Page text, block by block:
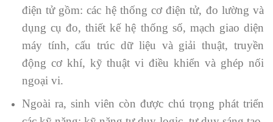
điện tử gồm: các hệ thống cơ điện tử, đo lường và
dụng cụ đo, thiết kế hệ thống số, mạch giao diện
máy tính, cấu trúc dữ liệu và giải thuật, truyền
động cơ khí, kỹ thuật vi điều khiển và ghép nối
ngoại vi.
Ngoài ra, sinh viên còn được chú trọng phát triển